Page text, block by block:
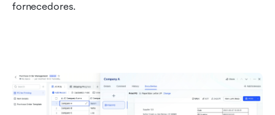
fornecedores.